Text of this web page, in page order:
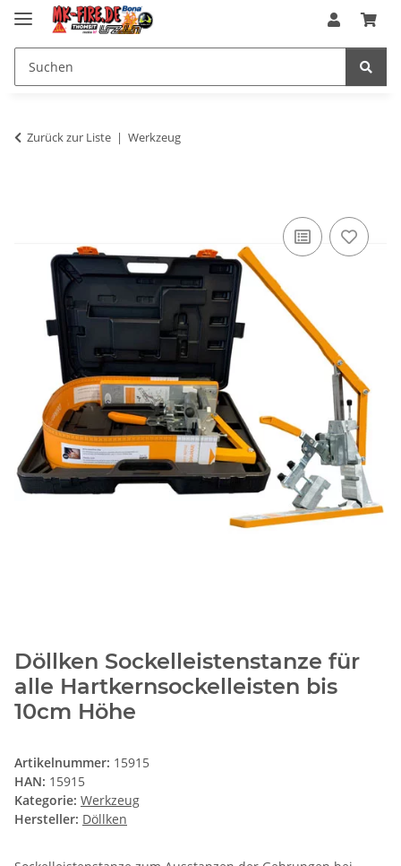
Zurück zur Liste Werkzeug
Döllken Sockelleistenstanze für
alle Hartkernsockelleisten bis
10cm Höhe
Artikelnummer: 15915
HAN: 15915
Kategorie: Werkzeug
Hersteller: Döllken